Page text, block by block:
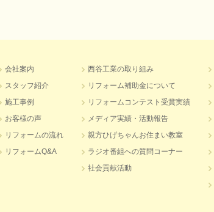
会社案内
スタッフ紹介
施工事例
お客様の声
リフォームの流れ
リフォームQ&A
西谷工業の取り組み
リフォーム補助金について
リフォームコンテスト受賞実績
メディア実績・活動報告
親方ひげちゃんお住まい教室
ラジオ番組への質問コーナー
社会貢献活動